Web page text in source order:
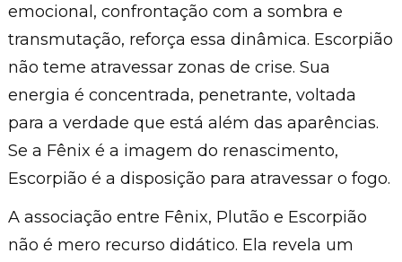
emocional, confrontação com a sombra e
transmutação, reforça essa dinâmica. Escorpião
não teme atravessar zonas de crise. Sua
energia é concentrada, penetrante, voltada
para a verdade que está além das aparências.
Se a Fênix é a imagem do renascimento,
Escorpião é a disposição para atravessar o fogo.
A associação entre Fênix, Plutão e Escorpião
não é mero recurso didático. Ela revela um